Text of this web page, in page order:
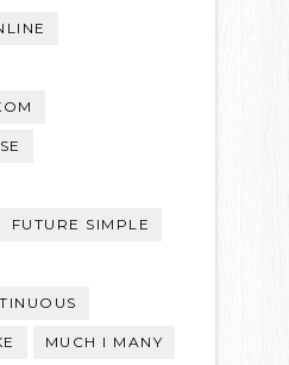
FUTURE SIMPLE
MUCH I MANY